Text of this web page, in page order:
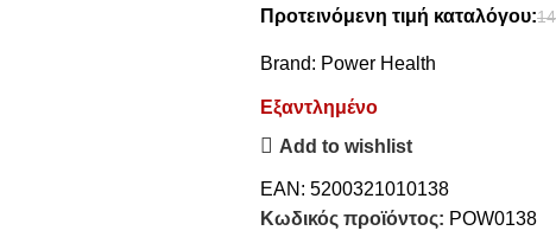
Προτεινόμενη τιμή καταλόγου:
Brand: Power Health
Εξαντλημένο
Add to wishlist
EAN: 5200321010138
Κωδικός προϊόντος: POW0138